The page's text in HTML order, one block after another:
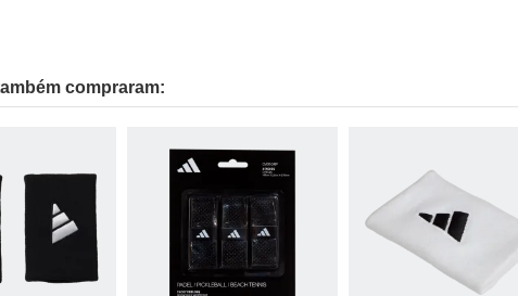
compraram: